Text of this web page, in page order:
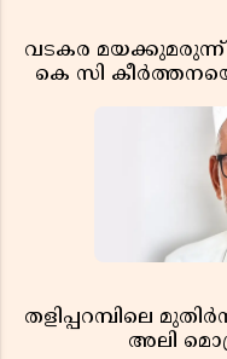
വടകര
കെ സി
തളിപ്പറമ്പിലെ
അലി